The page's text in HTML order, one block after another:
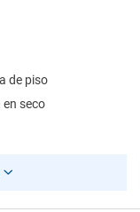
de piso
en seco